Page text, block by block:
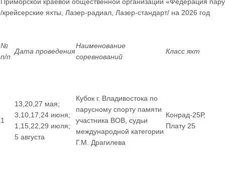
/крейсерские яхты, Лазер-радиал, Лазер-стандарт/ на 2026 год
№
п/п
Дата проведения
Наименование
соревнований
Класс яхт
1
13,20,27 мая;
3,10,17,24 июня;
1,15,22,29 июля;
5 августа
Кубок г. Владивостока по
парусному спорту памяти
участника ВОВ, судьи
международной категории
Г.М. Драгилева
Конрад-25Р,
Плату 25